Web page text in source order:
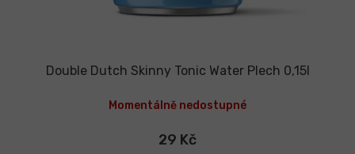
Double Dutch Skinny Tonic Water Plech 0,15l
Momentálně nedostupné
29 Kč